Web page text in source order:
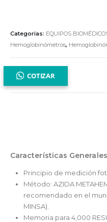
Categorías: EQUIPOS
Hemoglobinómetros,
COTIZAR
Características Generales
Principio de medición
Método: AZIDA
recomendado en el
MINSA).
Memoria para 4,000